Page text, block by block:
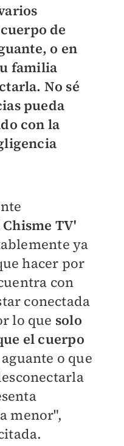
de
o en
familia
No sé
pueda
con la
TV'
ya
hacer por
con
conectada
lo que solo
el cuerpo
o que
menor",